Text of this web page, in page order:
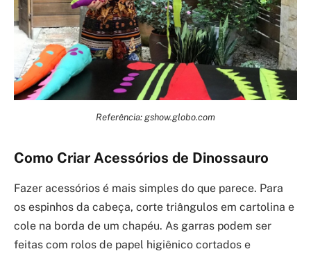
Referência: gshow.globo.com
Como Criar Acessórios de Dinossauro
Fazer acessórios é mais simples do que parece. Para
os espinhos da cabeça, corte triângulos em cartolina e
cole na borda de um chapéu. As garras podem ser
feitas com rolos de papel higiênico cortados e